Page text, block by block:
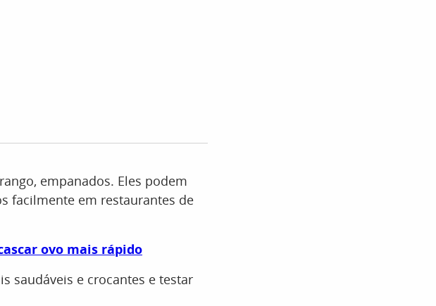
empanados. Eles podem
facilmente em restaurantes de
ovo mais rápido
saudáveis e crocantes e testar